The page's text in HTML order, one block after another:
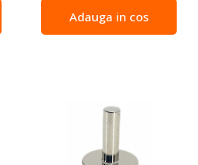
buna - durata de exploatare
foarte buna Pentru : gresii
Adauga in cos